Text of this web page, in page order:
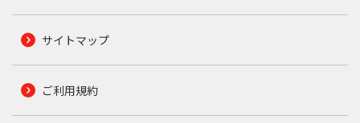
サイトマップ
ご利用規約